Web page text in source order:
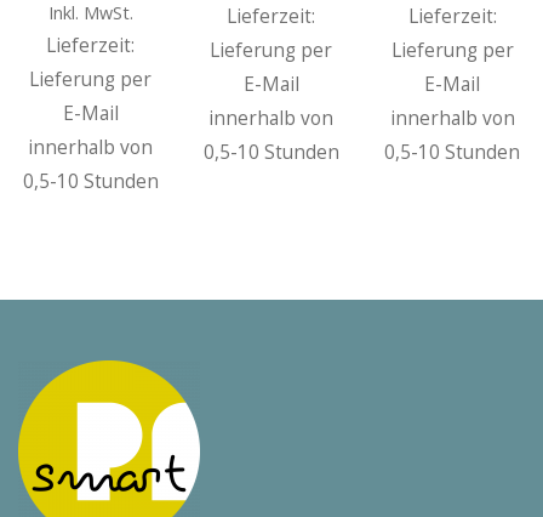
Inkl. MwSt.
Lieferzeit:
Lieferung per
E-Mail
innerhalb von
0,5-10 Stunden
Lieferzeit:
Lieferung per
E-Mail
innerhalb von
0,5-10 Stunden
Lieferzeit:
Lieferung per
E-Mail
innerhalb von
0,5-10 Stunden